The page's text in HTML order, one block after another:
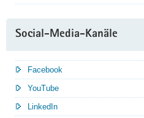
Social-Media-Kanäle
Facebook
YouTube
LinkedIn